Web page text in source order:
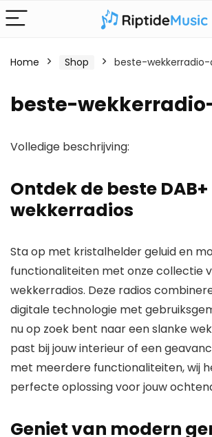
Home Shop beste-wekkerradio-
beste-
Volledige beschrijving:
Ontdek de beste DAB+
wekkerradios
Sta op met kristalhelder geluid en
functionaliteiten met onze collectie
wekkerradios. Deze radios
digitale technologie met
nu op zoek bent naar een slanke
past bij jouw interieur of een
met meerdere functionaliteiten, wij
perfecte oplossing voor jouw
Geniet van modern